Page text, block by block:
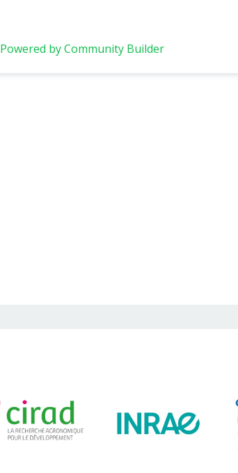
Powered by Community Builder